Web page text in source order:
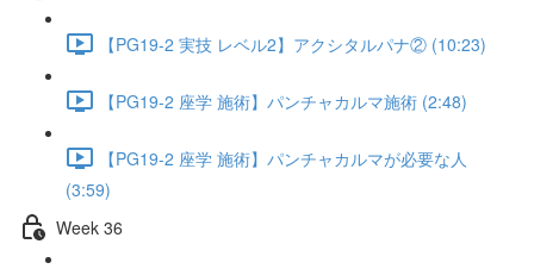
【PG19-2 実技 レベル2】アクシタルパナ② (10:23)
【PG19-2 座学 施術】パンチャカルマ施術 (2:48)
【PG19-2 座学 施術】パンチャカルマが必要な人
(3:59)
Week 36